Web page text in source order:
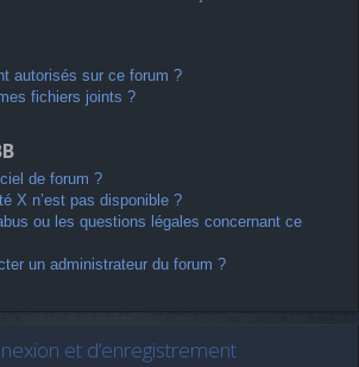
autorisés sur ce forum ?
fichiers joints ?
de forum ?
X n’est pas disponible ?
ou les questions légales concernant ce
un administrateur du forum ?
et d’enregistrement